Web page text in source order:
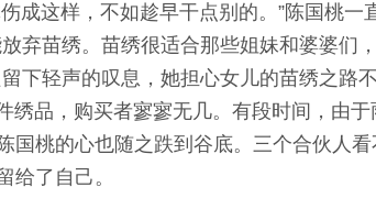
这样，不如趁早干点别的。”陈国桃一
弃苗绣。苗绣很适合那些姐妹和婆婆们
下轻声的叹息，她担心女儿的苗绣之路不
品，购买者寥寥无几。有段时间，由于
桃的心也随之跌到谷底。三个合伙人
给了自己。